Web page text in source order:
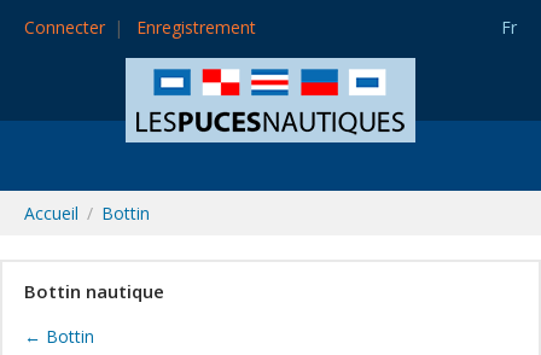
Connecter Enregistrement Fr
Accueil Bottin
Bottin nautique
← Bottin